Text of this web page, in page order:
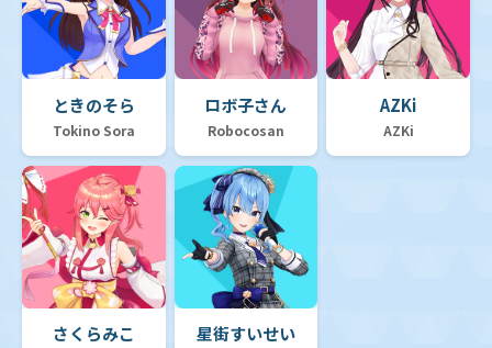
ときのそら
Tokino Sora
ロボ子さん
Robocosan
AZKi
AZKi
さくらみこ 星街すいせい